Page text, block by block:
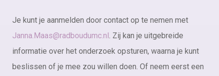
Je kunt je aanmelden door contact op te nemen met
Janna.Maas@radboudumc.nl. Zij kan je uitgebreide
informatie over het onderzoek opsturen, waarna je kunt
beslissen of je mee zou willen doen. Of neem eerst een